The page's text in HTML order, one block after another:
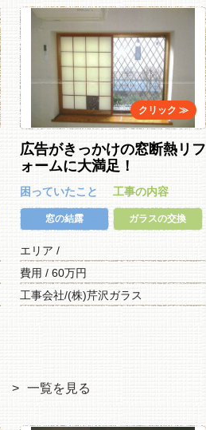
広告がきっかけの窓断熱リフ
ォームに大満足！
困っていたこと
窓の結露
工事の内容
ガラスの交換
エリア /
費用 / 60万円
工事会社/(株)芹沢ガラス
一覧を見る